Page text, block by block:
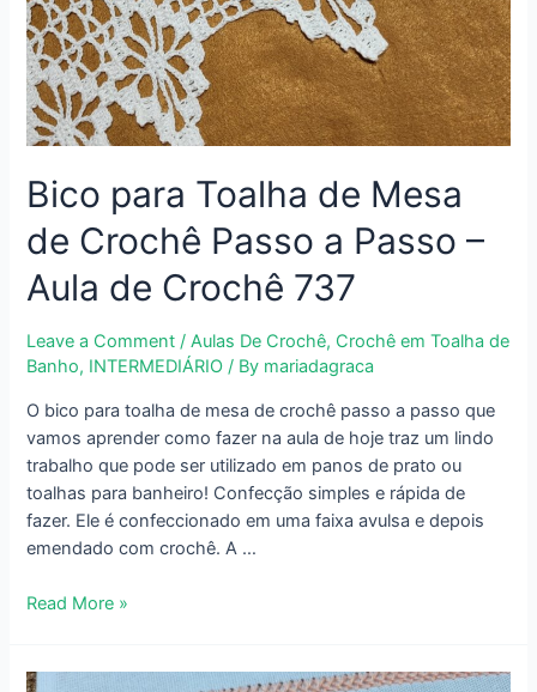
Bico para Toalha de Mesa
de Crochê Passo a Passo –
Aula de Crochê 737
Leave a Comment /Aulas De Crochê, Crochê em Toalha de
Banho, INTERMEDIÁRIO / By mariadagraca
O bico para toalha de mesa de crochê passo a passo que
vamos aprender como fazer na aula de hoje traz um lindo
trabalho que pode ser utilizado em panos de prato ou
toalhas para banheiro! Confecção simples e rápida de
fazer. Ele é confeccionado em uma faixa avulsa e depois
emendado com crochê. A …
Bico
de
Read More »